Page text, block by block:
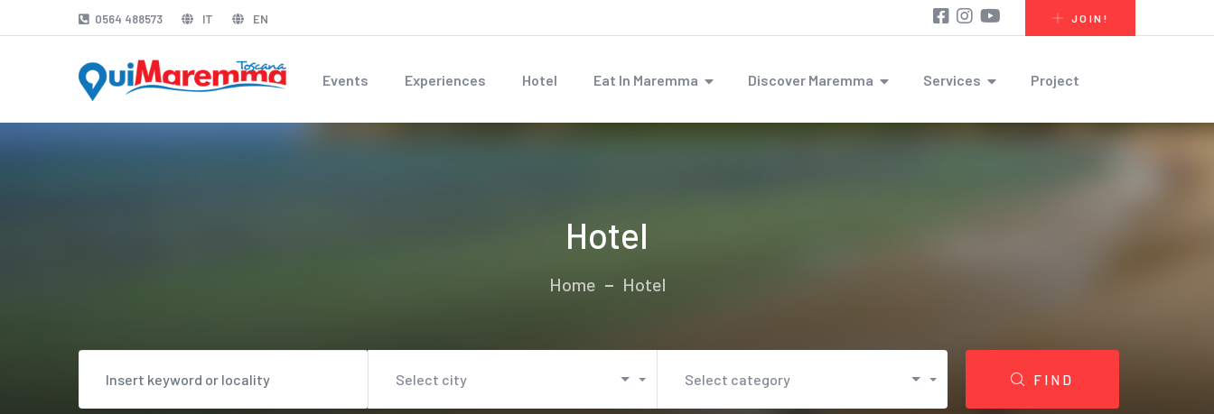
0564 488573 IT EN JOIN!
Events Experiences Hotel Eat In Maremma Discover Maremma Services Project
Hotel
Home Hotel
Select city Select category FIND